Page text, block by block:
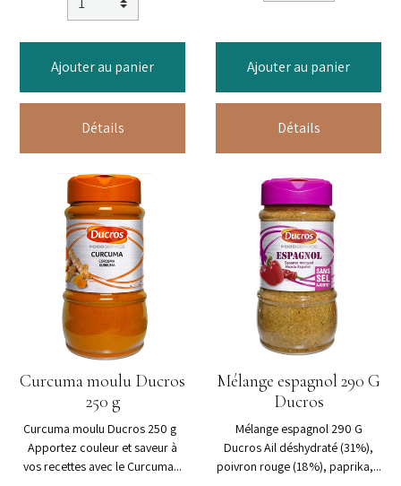
Ajouter au panier
Détails
Ajouter au panier
Détails
Curcuma moulu Ducros
250 g
Curcuma moulu Ducros 250 g
Apportez couleur et saveur à
vos recettes avec le Curcuma...
Mélange espagnol 290 G
Ducros
Mélange espagnol 290 G
Ducros Ail déshydraté (31%),
poivron rouge (18%), paprika,...